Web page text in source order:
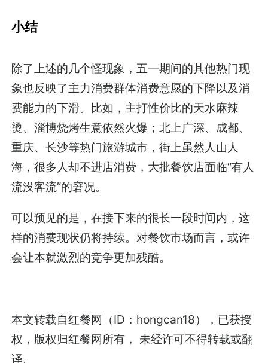
小结
除了上述的几个怪现象，五一期间的其他热门现
象也反映了主力消费群体消费意愿的下降以及消
费能力的下滑。比如，主打性价比的天水麻辣
烫、淄博烧烤生意依然火爆；北上广深、成都、
重庆、长沙等热门旅游城市，街上虽然人山人
海，很多人却不进店消费，大批餐饮店面临“有人
流没客流”的窘况。
可以预见的是，在接下来的很长一段时间内，这
样的消费现状仍将持续。对餐饮市场而言，或许
会让本就激烈的竞争更加残酷。
本文转载自红餐网（ID：hongcan18），已获授
权，版权归红餐网所有， 未经许可不得转载或翻
译。